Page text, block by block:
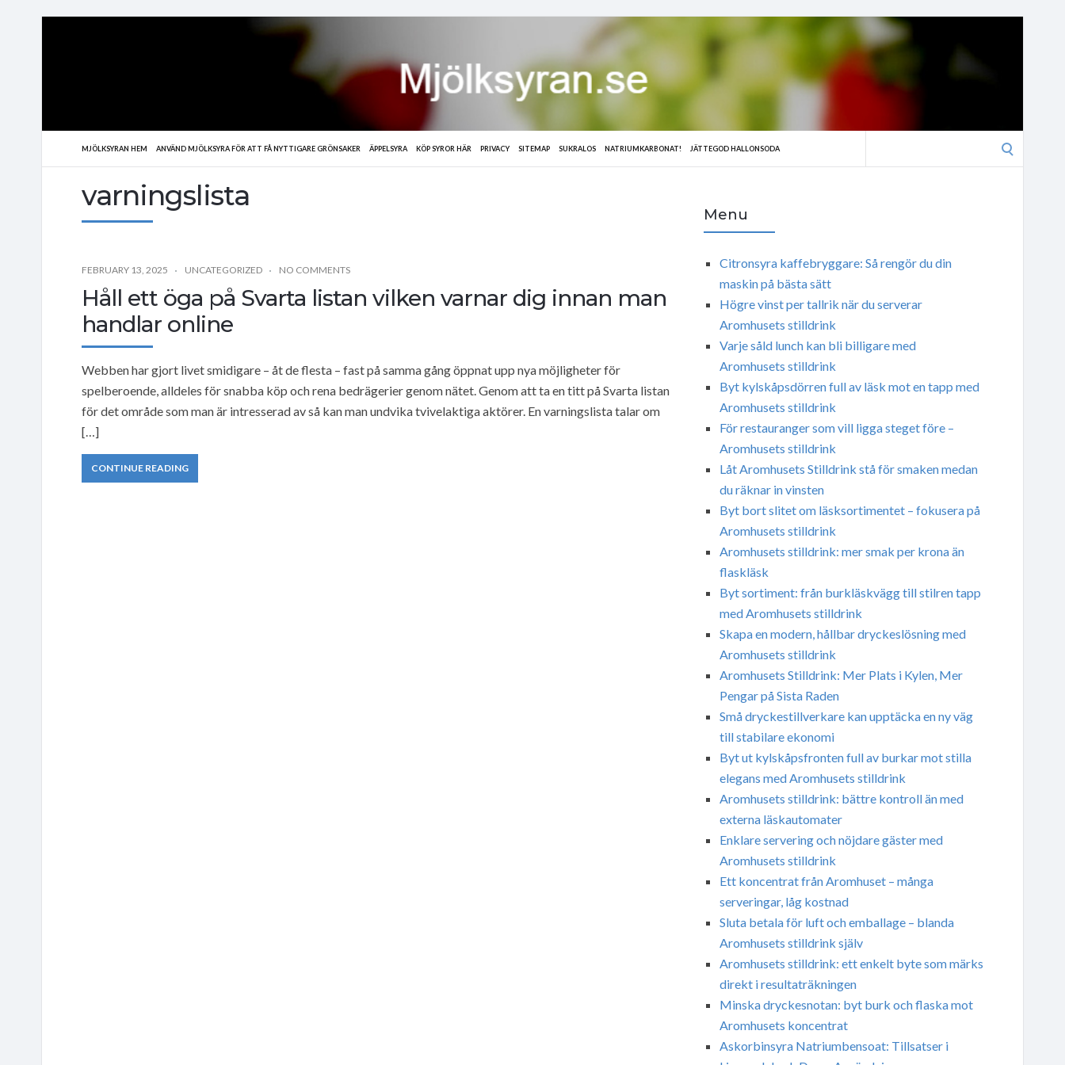
MJÖLKSYRAN HEM ANVÄND MJÖLKSYRA FÖR ATT FÅ NYTTIGARE GRÖNSAKER ÄPPELSYRA KÖP SYROR HÄR PRIVACY SITEMAP SUKRALOS NATRIUMKARBONAT! JÄTTEGOD HALLONSODA
varningslista
FEBRUARY 13, 2025 UNCATEGORIZED NO COMMENTS
Håll ett öga på Svarta listan vilken varnar dig innan man
handlar online
Webben har gjort livet smidigare – åt de flesta – fast på samma gång öppnat upp nya möjligheter för
spelberoende, alldeles för snabba köp och rena bedrägerier genom nätet. Genom att ta en titt på Svarta listan
för det område som man är intresserad av så kan man undvika tvivelaktiga aktörer. En varningslista talar om
[…]
CONTINUE READING
Menu
Citronsyra kaffebryggare: Så rengör du din
maskin på bästa sätt
Högre vinst per tallrik när du serverar
Aromhusets stilldrink
Varje såld lunch kan bli billigare med
Aromhusets stilldrink
Byt kylskåpsdörren full av läsk mot en tapp med
Aromhusets stilldrink
För restauranger som vill ligga steget före –
Aromhusets stilldrink
Låt Aromhusets Stilldrink stå för smaken medan
du räknar in vinsten
Byt bort slitet om läsksortimentet – fokusera på
Aromhusets stilldrink
Aromhusets stilldrink: mer smak per krona än
flaskläsk
Byt sortiment: från burkläskvägg till stilren tapp
med Aromhusets stilldrink
Skapa en modern, hållbar dryckeslösning med
Aromhusets stilldrink
Aromhusets Stilldrink: Mer Plats i Kylen, Mer
Pengar på Sista Raden
Små dryckestillverkare kan upptäcka en ny väg
till stabilare ekonomi
Byt ut kylskåpsfronten full av burkar mot stilla
elegans med Aromhusets stilldrink
Aromhusets stilldrink: bättre kontroll än med
externa läskautomater
Enklare servering och nöjdare gäster med
Aromhusets stilldrink
Ett koncentrat från Aromhuset – många
serveringar, låg kostnad
Sluta betala för luft och emballage – blanda
Aromhusets stilldrink själv
Aromhusets stilldrink: ett enkelt byte som märks
direkt i resultaträkningen
Minska dryckesnotan: byt burk och flaska mot
Aromhusets koncentrat
Askorbinsyra Natriumbensoat: Tillsatser i